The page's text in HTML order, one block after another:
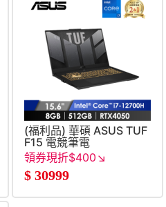
(福利品) 華碩 ASUS TUF
F15 電競筆電
15.6&#034; (i7-
灰
領券現折$400↘
$ 30999